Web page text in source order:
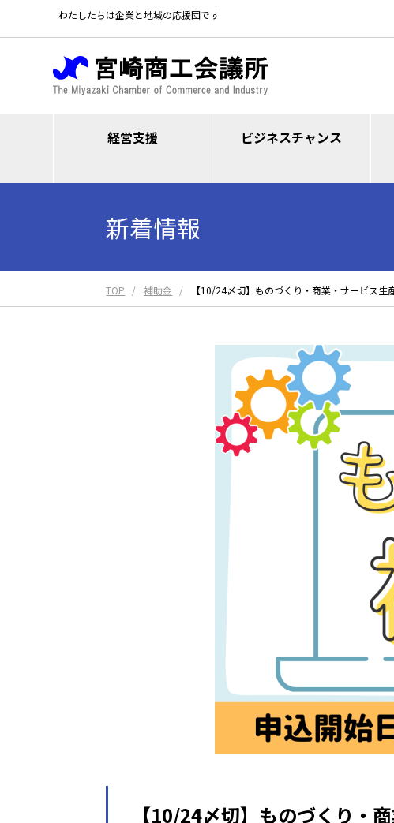
わたしたちは企業と地域の応援団です
経営支援 ビジネスチャンス
新着情報
TOP 補助金 【10/24〆切】ものづくり・商業・サービス
【10/24〆切】ものづくり・